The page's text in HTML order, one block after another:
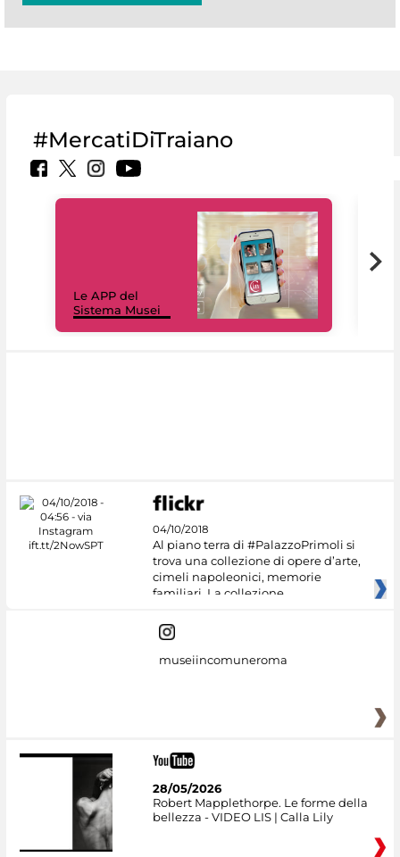
#MercatiDiTraiano
Le APP del
Sistema Musei
04/10/2018
Al piano terra di #PalazzoPrimoli si
trova una collezione di opere d’arte,
cimeli napoleonici, memorie
familiari. La collezione
museiincomuneroma
28/05/2026
Robert Mapplethorpe. Le forme della
bellezza - VIDEO LIS | Calla Lily